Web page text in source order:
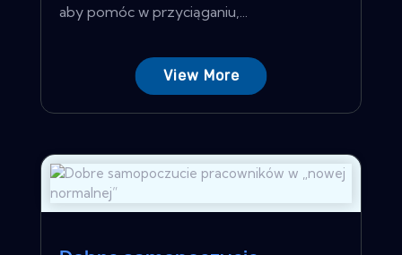
aby pomóc w przyciąganiu,...
View More